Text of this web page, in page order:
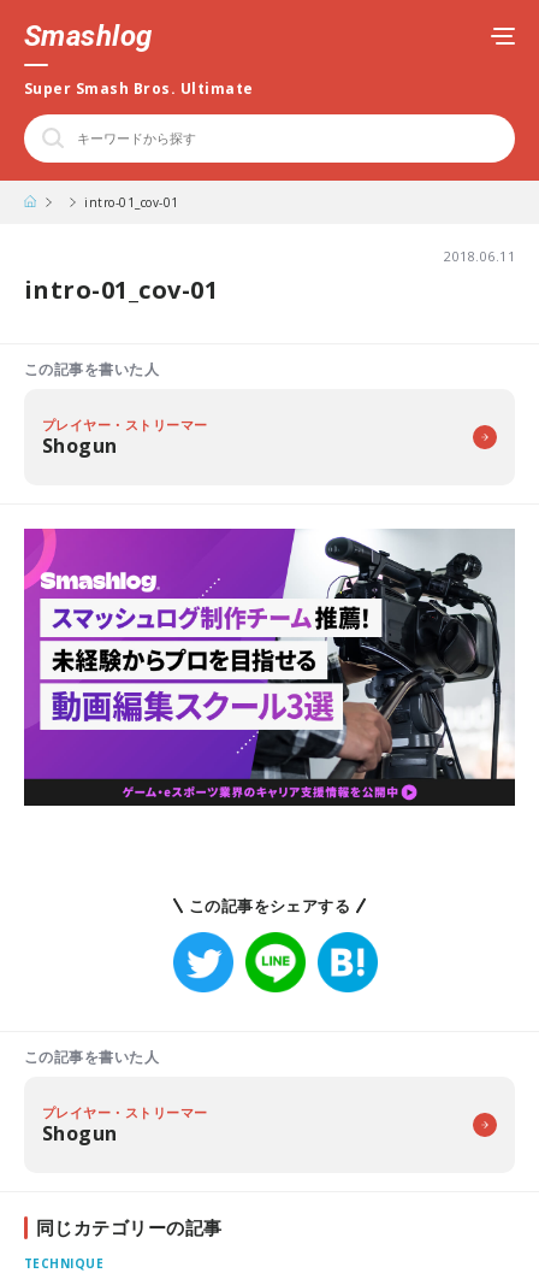
Smashlog
Super Smash Bros. Ultimate
intro-01_cov-01
2018.06.11
intro-01_cov-01
この記事を書いた人
プレイヤー・ストリーマー
Shogun
この記事をシェアする
この記事を書いた人
プレイヤー・ストリーマー
Shogun
同じカテゴリーの記事
TECHNIQUE